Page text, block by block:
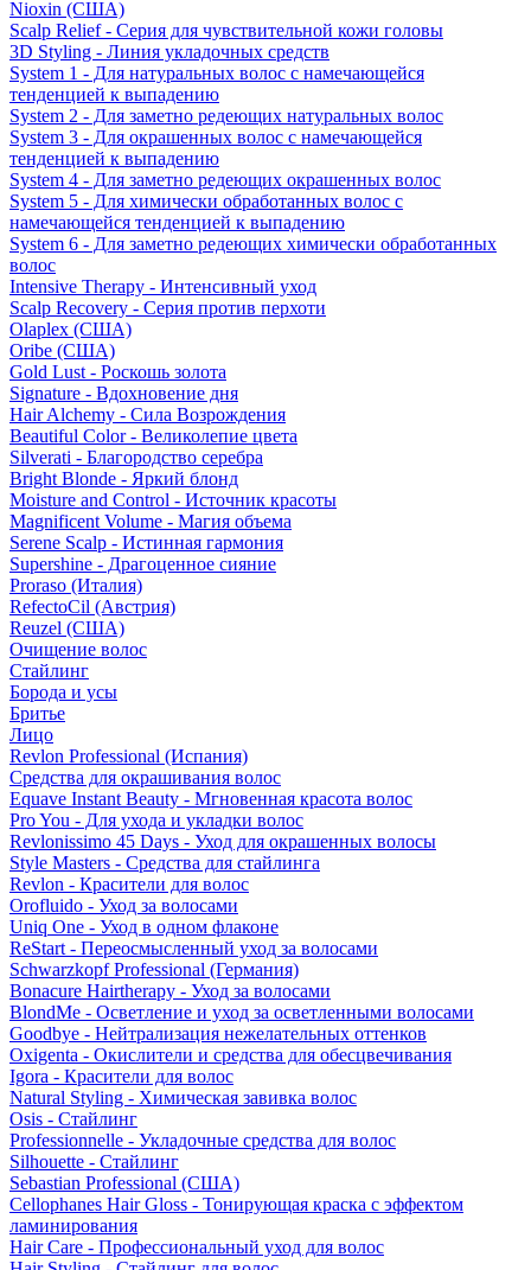
Nioxin (США)
Scalp Relief - Серия для чувствительной кожи головы
3D Styling - Линия укладочных средств
System 1 - Для натуральных волос с намечающейся
тенденцией к выпадению
System 2 - Для заметно редеющих натуральных волос
System 3 - Для окрашенных волос с намечающейся
тенденцией к выпадению
System 4 - Для заметно редеющих окрашенных волос
System 5 - Для химически обработанных волос с
намечающейся тенденцией к выпадению
System 6 - Для заметно редеющих химически обработанных
волос
Intensive Therapy - Интенсивный уход
Scalp Recovery - Серия против перхоти
Olaplex (США)
Oribe (США)
Gold Lust - Роскошь золота
Signature - Вдохновение дня
Hair Alchemy - Сила Возрождения
Beautiful Color - Великолепие цвета
Silverati - Благородство серебра
Bright Blonde - Яркий блонд
Moisture and Control - Источник красоты
Magnificent Volume - Магия объема
Serene Scalp - Истинная гармония
Supershine - Драгоценное сияние
Proraso (Италия)
RefectoCil (Австрия)
Reuzel (США)
Очищение волос
Стайлинг
Борода и усы
Бритье
Лицо
Revlon Professional (Испания)
Средства для окрашивания волос
Equave Instant Beauty - Мгновенная красота волос
Pro You - Для ухода и укладки волос
Revlonissimo 45 Days - Уход для окрашенных волосы
Style Masters - Средства для стайлинга
Revlon - Красители для волос
Orofluido - Уход за волосами
Uniq One - Уход в одном флаконе
ReStart - Переосмысленный уход за волосами
Schwarzkopf Professional (Германия)
Bonacure Hairtherapy - Уход за волосами
BlondMe - Осветление и уход за осветленными волосами
Goodbye - Нейтрализация нежелательных оттенков
Oxigenta - Окислители и средства для обесцвечивания
Igora - Красители для волос
Natural Styling - Химическая завивка волос
Osis - Стайлинг
Professionnelle - Укладочные средства для волос
Silhouette - Стайлинг
Sebastian Professional (США)
Cellophanes Hair Gloss - Тонирующая краска с эффектом
ламинирования
Hair Care - Профессиональный уход для волос